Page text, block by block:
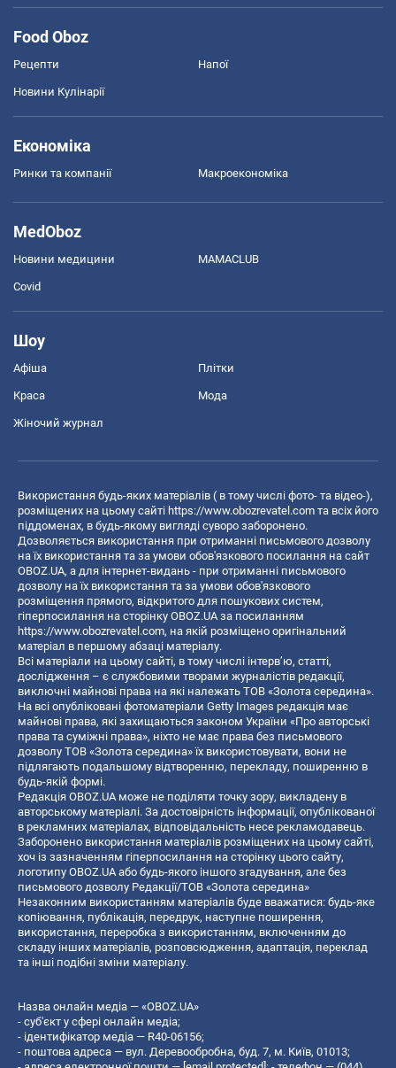
Food Oboz
Рецепти Напої
Новини Кулінарії
Економіка
Ринки та компанії Макроекономіка
MedOboz
Новини медицини MAMACLUB
Covid
Шоу
Афіша Плітки
Краса Мода
Жіночий журнал
Використання будь-яких матеріалів ( в тому числі фото- та відео-),
розміщених на цьому сайті https://www.obozrevatel.com та всіх його
піддоменах, в будь-якому вигляді суворо заборонено.
Дозволяється використання при отриманні письмового дозволу
на їх використання та за умови обов'язкового посилання на сайт
OBOZ.UA, а для інтернет-видань - при отриманні письмового
дозволу на їх використання та за умови обов'язкового
розміщення прямого, відкритого для пошукових систем,
гіперпосилання на сторінку OBOZ.UA за посиланням
https://www.obozrevatel.com, на якій розміщено оригінальний
матеріал в першому абзаці матеріалу.
Всі матеріали на цьому сайті, в тому числі інтерв’ю, статті,
дослідження – є службовими творами журналістів редакції,
виключні майнові права на які належать ТОВ «Золота середина».
На всі опубліковані фотоматеріали Getty Images редакція має
майнові права, які захищаються законом України «Про авторські
права та суміжні права», ніхто не має права без письмового
дозволу ТОВ «Золота середина» їх використовувати, вони не
підлягають подальшому відтворенню, перекладу, поширенню в
будь-якій формі.
Редакція OBOZ.UA може не поділяти точку зору, викладену в
авторському матеріалі. За достовірність інформації, опублікованої
в рекламних матеріалах, відповідальність несе рекламодавець.
Заборонено використання матеріалів розміщених на цьому сайті,
хоч із зазначенням гіперпосилання на сторінку цього сайту,
логотипу OBOZ.UA або будь-якого іншого згадування, але без
письмового дозволу Редакції/ТОВ «Золота середина»
Незаконним використанням матеріалів буде вважатися: будь-яке
копiювання, публiкацiя, передрук, наступне поширення,
використання, переробка з використанням, включенням до
складу інших матеріалів, розповсюдження, адаптація, переклад
та інші подібні зміни матеріалу.
Назва онлайн медіа — «OBOZ.UA»
- суб'єкт у сфері онлайн медіа;
- ідентифікатор медіа — R40-06156;
- поштова адреса — вул. Деревообробна, буд. 7, м. Київ, 01013;